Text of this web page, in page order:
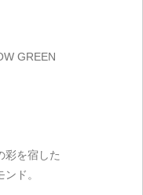
GREEN
彩を宿した
ド。